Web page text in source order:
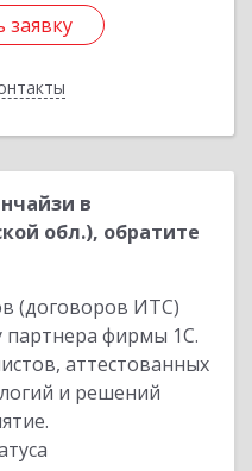
в
обл.), обратите
(договоров ИТС)
партнера фирмы 1С.
аттестованных
и решений